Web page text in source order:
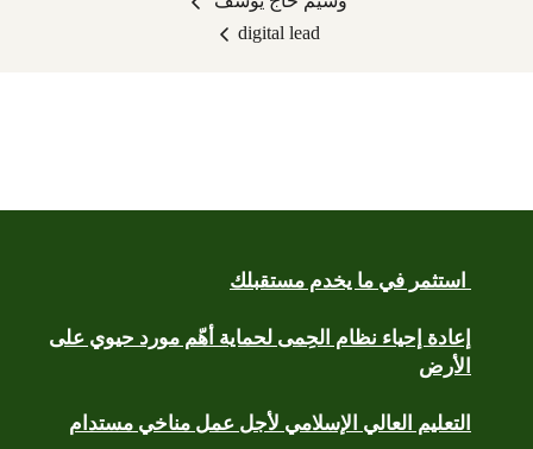
digital lead
استثمر في ما يخدم مستقبلك
إعادة إحياء نظام الحِمى لحماية أهّم مورد حيوي على
الأرض
التعليم العالي الإسلامي لأجل عمل مناخي مستدام